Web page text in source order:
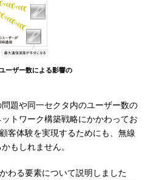
ーザー数による影響の
題や同一セクタ内のユーザー数の
トワーク構築戦略にかかわってお
客体験を実現するためにも、無線
もしれません。
わる要素について説明しました